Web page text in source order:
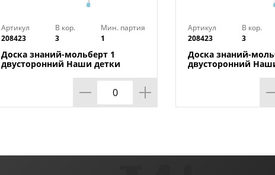
Артикул
208423
В кор.
3
Мин. партия
1
Доска знаний-мольберт 1
двусторонний Наши детки
Артикул
208423
В кор.
3
Доска знаний-
двусторонний